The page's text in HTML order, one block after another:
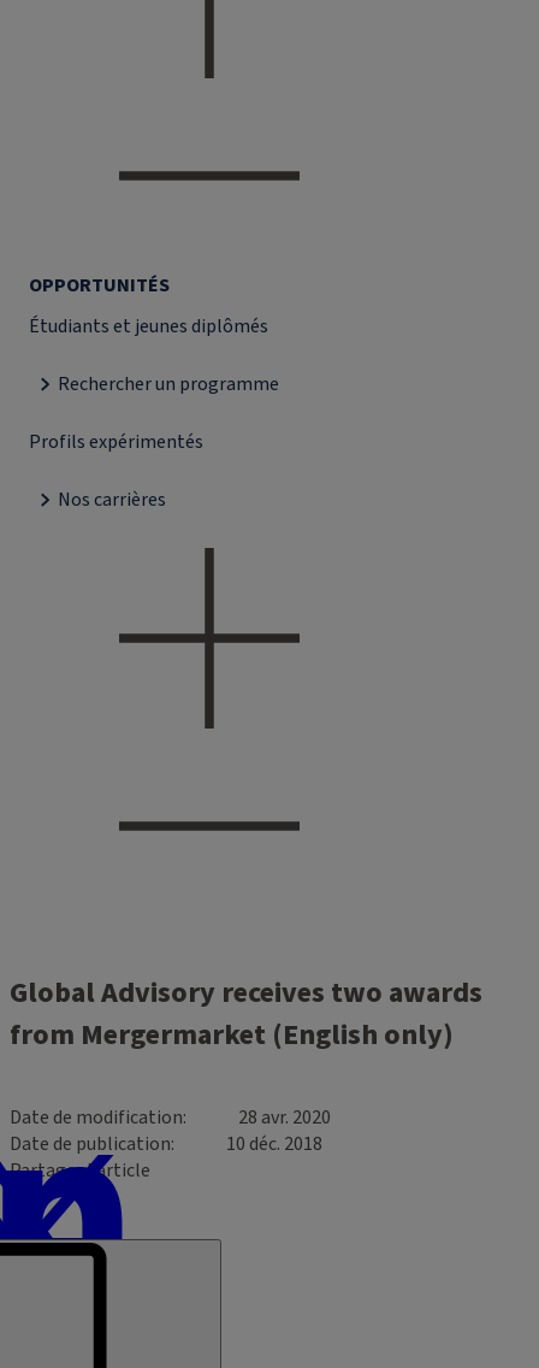
OPPORTUNITÉS
Étudiants et jeunes diplômés
Rechercher un programme
Profils expérimentés
Nos carrières
Global Advisory receives two awards
from Mergermarket (English only)
Date de modification
28 avr. 2020
Date de publication
10 déc. 2018
Partager l’article